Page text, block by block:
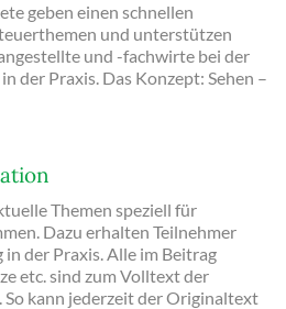
geben einen schnellen
und unterstützen
und -fachwirte bei der
der Praxis. Das Konzept: Sehen –
Themen speziell für
Dazu erhalten Teilnehmer
der Praxis. Alle im Beitrag
etc. sind zum Volltext der
kann jederzeit der Originaltext